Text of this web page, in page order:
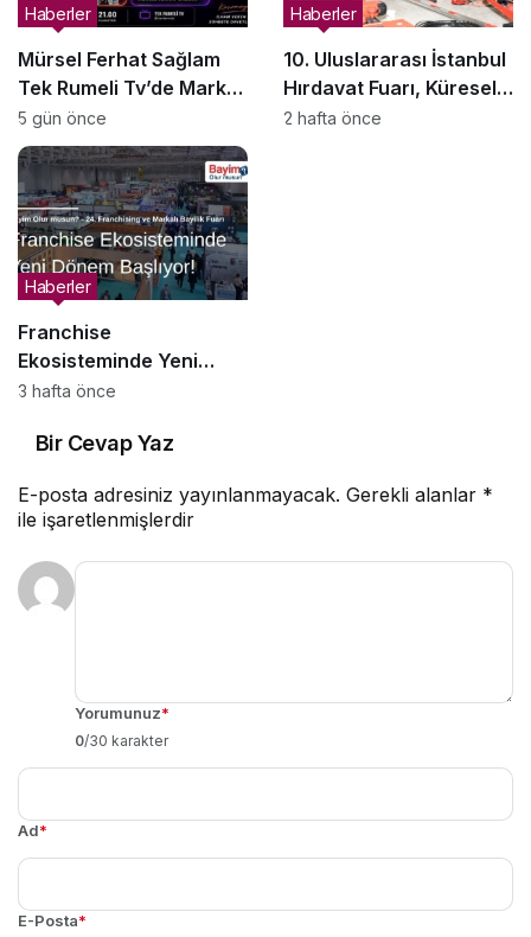
Mürsel Ferhat Sağlam
Tek Rumeli Tv’de Marka
Atölyesi Programına
Konuk Oldu
Haberler
5 gün önce
10. Uluslararası İstanbul
Hırdavat Fuarı, Küresel
Ticaretin Yeni Merkezi
Haberler
2 hafta önce
Franchise
Ekosisteminde Yeni
Dönem Başlıyor: Bayim
İçin Geri Sayım!
Haberler
3 hafta önce
Bir Cevap Yaz
E-posta adresiniz yayınlanmayacak. Gerekli alanlar *
ile işaretlenmişlerdir
Yorumunuz*
0/30 karakter
Ad*
E-Posta*